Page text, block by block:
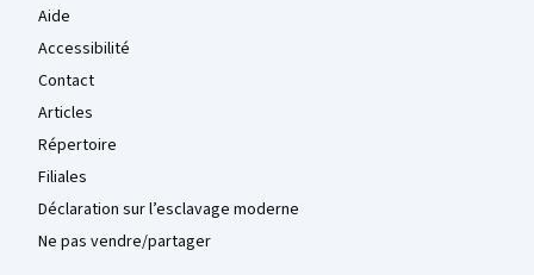
Aide
Accessibilité
Contact
Articles
Répertoire
Filiales
Déclaration sur l’esclavage moderne
Ne pas vendre/partager